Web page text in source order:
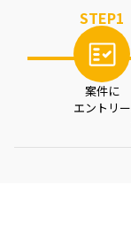
STEP1
案件に
エントリー